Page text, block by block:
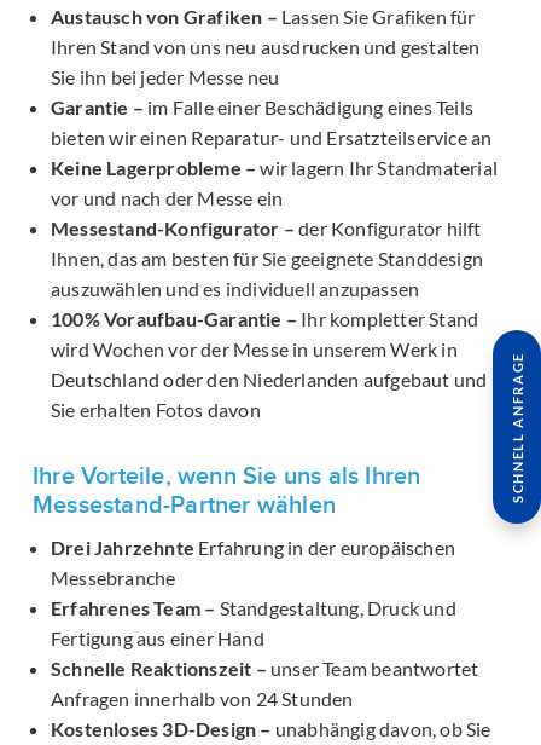
Austausch von Grafiken – Lassen Sie Grafiken für
Ihren Stand von uns neu ausdrucken und gestalten
Sie ihn bei jeder Messe neu
Garantie – im Falle einer Beschädigung eines Teils
bieten wir einen Reparatur- und Ersatzteilservice an
Keine Lagerprobleme – wir lagern Ihr Standmaterial
vor und nach der Messe ein
Messestand-Konfigurator – der Konfigurator hilft
Ihnen, das am besten für Sie geeignete Standdesign
auszuwählen und es individuell anzupassen
100% Voraufbau-Garantie – Ihr kompletter Stand
wird Wochen vor der Messe in unserem Werk in
Deutschland oder den Niederlanden aufgebaut und
Sie erhalten Fotos davon
Ihre Vorteile, wenn Sie uns als Ihren
Messestand-Partner wählen
Drei Jahrzehnte Erfahrung in der europäischen
Messebranche
Erfahrenes Team – Standgestaltung, Druck und
Fertigung aus einer Hand
Schnelle Reaktionszeit – unser Team beantwortet
Anfragen innerhalb von 24 Stunden
Kostenloses 3D-Design – unabhängig davon, ob Sie
SCHNELL ANFRAGE